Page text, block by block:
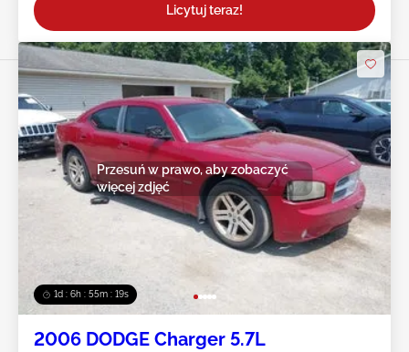
Licytuj teraz!
1d : 6h : 55m : 16s
Przesuń w prawo, aby zobaczyć
więcej zdjęć
2006 DODGE Charger 5.7L